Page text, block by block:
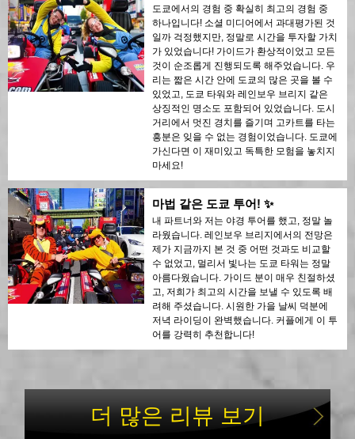
도쿄에서의 경험 중 확실히 최고의 경험 중
하나입니다! 소셜 미디어에서 과대평가된 것
일까 걱정했지만, 정말로 시간을 투자할 가치
가 있었습니다! 가이드가 환상적이었고 모든
것이 순조롭게 진행되도록 해주었습니다. 우
리는 짧은 시간 안에 도쿄의 많은 곳을 볼 수
있었고, 도쿄 타워와 레인보우 브리지 같은
상징적인 명소도 포함되어 있었습니다. 도시
거리에서 멋진 경치를 즐기며 고카트를 타는
흥분은 잊을 수 없는 경험이었습니다. 도쿄에
가신다면 이 재미있고 독특한 모험을 놓치지
마세요!
마법 같은 도쿄 투어! ✨
내 파트너와 저는 야경 투어를 했고, 정말 놀
라웠습니다. 레인보우 브리지에서의 전망은
제가 지금까지 본 것 중 어떤 것과도 비교할
수 없었고, 멀리서 빛나는 도쿄 타워는 정말
아름다웠습니다. 가이드 분이 매우 친절하셨
고, 저희가 최고의 시간을 보낼 수 있도록 배
려해 주셨습니다. 시원한 가을 날씨 덕분에
저녁 라이딩이 완벽했습니다. 커플에게 이 투
어를 강력히 추천합니다!
더 많은 리뷰 보기